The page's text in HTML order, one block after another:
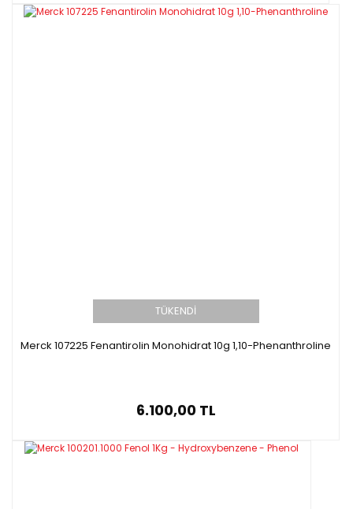
TÜKENDİ
Merck 107225 Fenantirolin Monohidrat 10g 1,10-Phenanthroline
6.100,00 TL